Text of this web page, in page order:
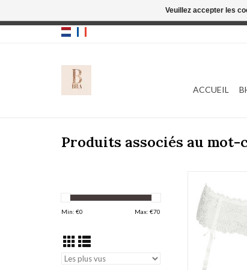
ACCUEIL
Produits associés au
Min: €0 Max: €70
Veuillez accepter les
Cette